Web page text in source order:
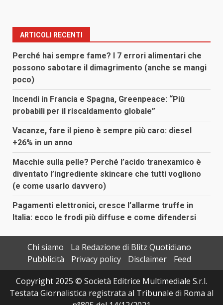
ARTICOLI RECENTI
Perché hai sempre fame? I 7 errori alimentari che
possono sabotare il dimagrimento (anche se mangi
poco)
Incendi in Francia e Spagna, Greenpeace: “Più
probabili per il riscaldamento globale”
Vacanze, fare il pieno è sempre più caro: diesel
+26% in un anno
Macchie sulla pelle? Perché l’acido tranexamico è
diventato l’ingrediente skincare che tutti vogliono
(e come usarlo davvero)
Pagamenti elettronici, cresce l’allarme truffe in
Italia: ecco le frodi più diffuse e come difendersi
Chi siamo
La Redazione di Blitz Quotidiano
Pubblicità
Privacy policy Disclaimer
Feed
Copyright 2025 © Società Editrice Multimediale S.r.l.
Testata Giornalistica registrata al Tribunale di Roma al